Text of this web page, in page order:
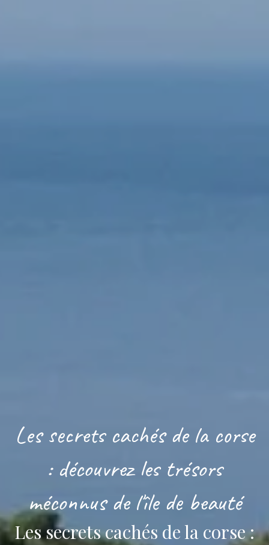
Les secrets cachés de la corse
: découvrez les trésors
méconnus de l'île de beauté
Les secrets cachés de la corse :